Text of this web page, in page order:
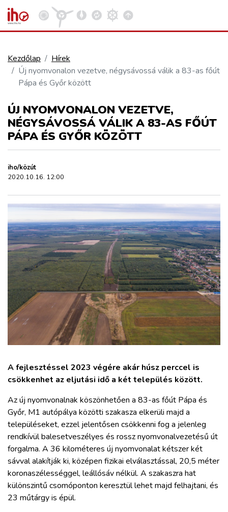
VASÚT
KÖZÚT
REPÜLÉS
KÖZLEKEDÉSFEJLESZTÉS
ZÖLDÚT
HAJÓZÁS
BLOG
ARCHÍVUM
BELÉPÉS
REGISZTRÁCIÓ
Kezdőlap
Hírek
Új nyomvonalon vezetve, négysávossá válik a 83-as főút
Pápa és Győr között
ÚJ NYOMVONALON VEZETVE,
NÉGYSÁVOSSÁ VÁLIK A 83-AS FŐÚT
PÁPA ÉS GYŐR KÖZÖTT
iho/közút
2020.10.16. 12:00
A fejlesztéssel 2023 végére akár húsz perccel is
csökkenhet az eljutási idő a két település között.
Az új nyomvonalnak köszönhetően a 83-as főút Pápa és
Győr, M1 autópálya közötti szakasza elkerüli majd a
településeket, ezzel jelentősen csökkenni fog a jelenleg
rendkívül balesetveszélyes és rossz nyomvonalvezetésű út
forgalma. A 36 kilométeres új nyomvonalat kétszer két
sávval alakítják ki, középen fizikai elválasztással, 20,5 méter
koronaszélességgel, leállósáv nélkül. A szakaszra hat
különszintű csomóponton keresztül lehet majd felhajtani, és
23 műtárgy is épül.